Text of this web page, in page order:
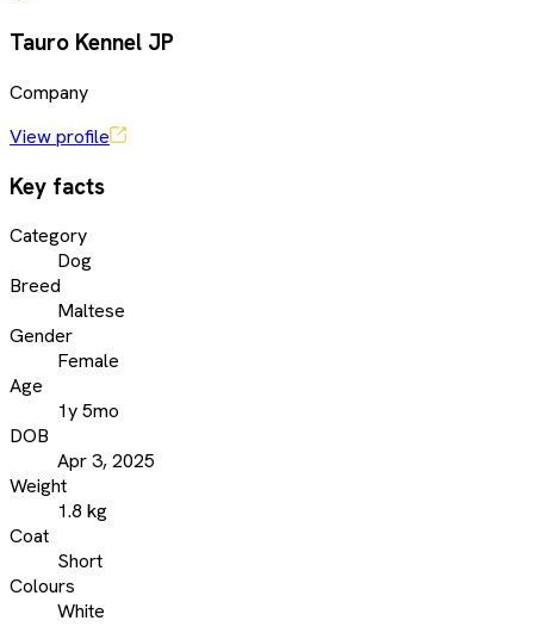
Tauro Kennel JP
Company
View profile
Key facts
Category
Dog
Breed
Maltese
Gender
Female
Age
1y 5mo
DOB
Apr 3, 2025
Weight
1.8 kg
Coat
Short
Colours
White